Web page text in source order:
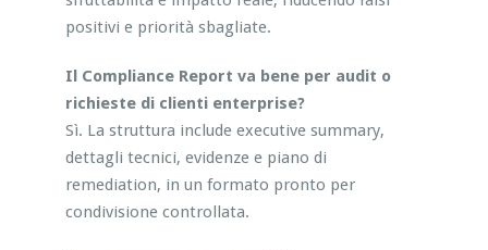
positivi e priorità sbagliate.
Il Compliance Report va bene per audit o
richieste di clienti enterprise?
Sì. La struttura include executive summary,
dettagli tecnici, evidenze e piano di
remediation, in un formato pronto per
condivisione controllata.